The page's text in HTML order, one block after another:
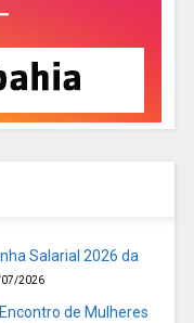
Salarial 2026 da
2026
de Mulheres